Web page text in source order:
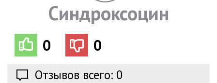
Синдроксоцин
0 0
Отзывов всего: 0